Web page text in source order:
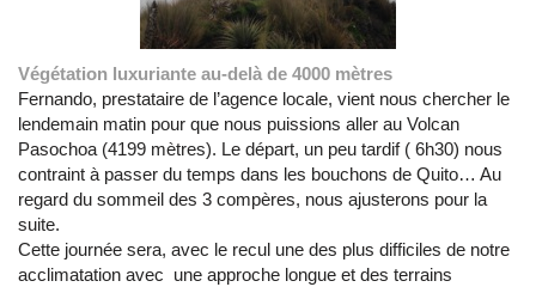
Végétation luxuriante au-delà de 4000 mètres
Fernando, prestataire de l’agence locale, vient nous chercher le
lendemain matin pour que nous puissions aller au Volcan
Pasochoa (4199 mètres). Le départ, un peu tardif ( 6h30) nous
contraint à passer du temps dans les bouchons de Quito… Au
regard du sommeil des 3 compères, nous ajusterons pour la
suite.
Cette journée sera, avec le recul une des plus difficiles de notre
acclimatation avec une approche longue et des terrains